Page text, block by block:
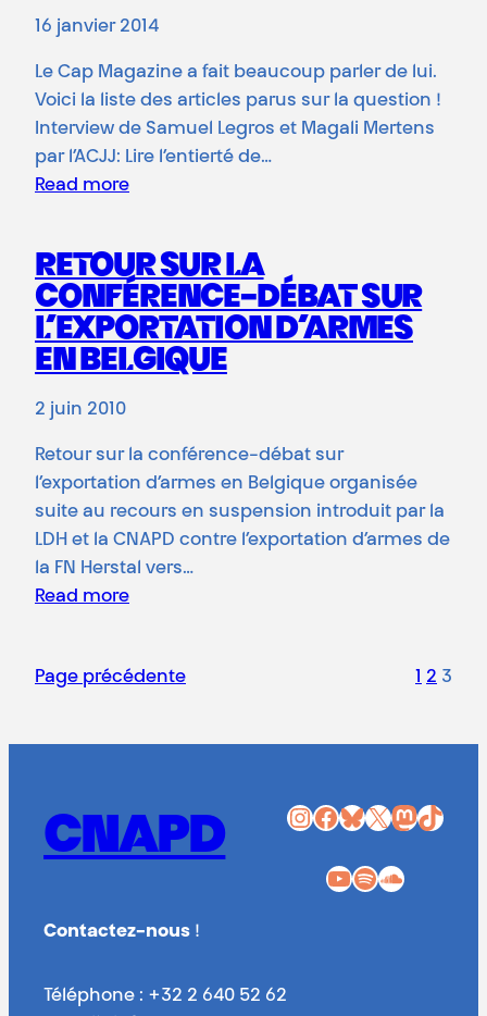
16 janvier 2014
Le Cap Magazine a fait beaucoup parler de lui.
Voici la liste des articles parus sur la question !
Interview de Samuel Legros et Magali Mertens
par l’ACJJ: Lire l’entierté de…
Read more
RETOUR SUR LA
CONFÉRENCE-DÉBAT SUR
L’EXPORTATION D’ARMES
EN BELGIQUE
2 juin 2010
Retour sur la conférence-débat sur
l’exportation d’armes en Belgique organisée
suite au recours en suspension introduit par la
LDH et la CNAPD contre l’exportation d’armes de
la FN Herstal vers…
Read more
Page précédente 2 3
CNAPD InstagramFacebook Bluesky X Mastodon TikTok
YouTube Spotify SoundCloud
Contactez-nous !
Téléphone : +32 2 640 52 62